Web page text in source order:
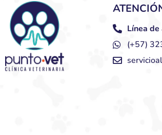
Línea
(+57)